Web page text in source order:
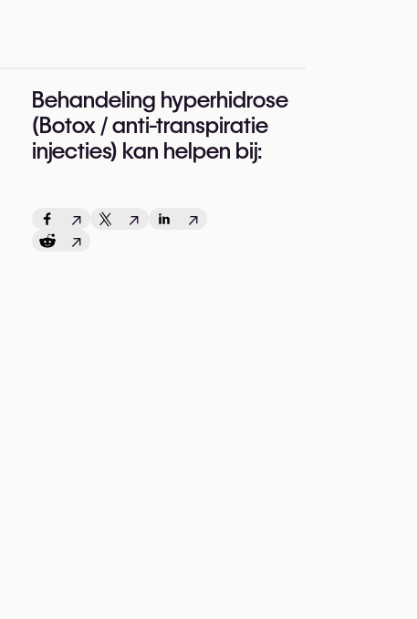
Behandeling hyperhidrose
(Botox / anti-transpiratie
injecties) kan helpen bij:
↗ ↗
↗
↗